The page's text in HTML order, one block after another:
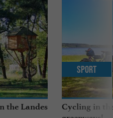
the Landes
Cycling in
Sport